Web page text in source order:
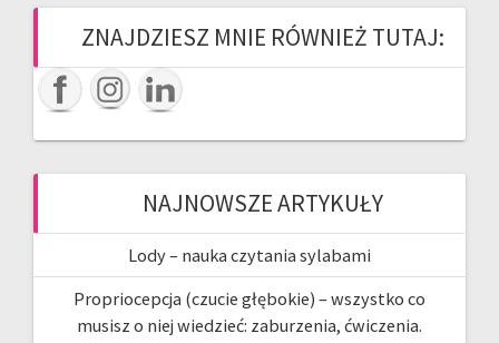
ZNAJDZIESZ MNIE RÓWNIEŻ TUTAJ:
NAJNOWSZE ARTYKUŁY
Lody – nauka czytania sylabami
Propriocepcja (czucie głębokie) – wszystko co
musisz o niej wiedzieć: zaburzenia, ćwiczenia.